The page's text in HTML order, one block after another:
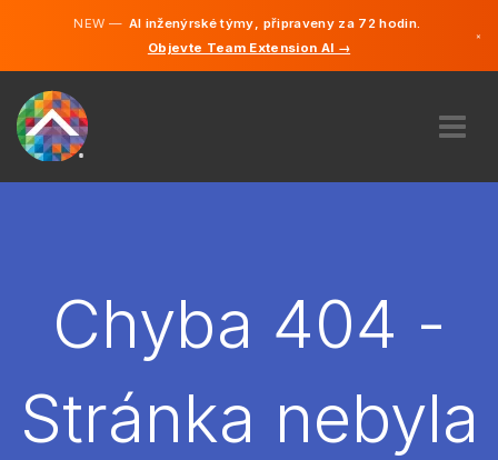
NEW —AI inženýrské týmy, připraveny za 72 hodin.
Objevte Team Extension AI →
×
NAJMOUT
CS
Angličtina
Chyba 404 -
Stránka nebyla